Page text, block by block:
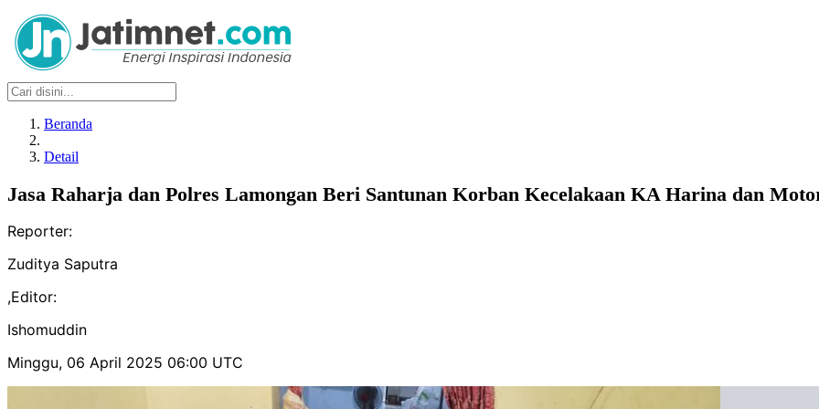
Beranda
Detail
Jasa Raharja dan Polres Lamongan Beri Santunan Korban Kecelakaan KA Harina dan
Reporter:
Zuditya Saputra
,Editor:
Ishomuddin
Minggu, 06 April 2025 06:00 UTC